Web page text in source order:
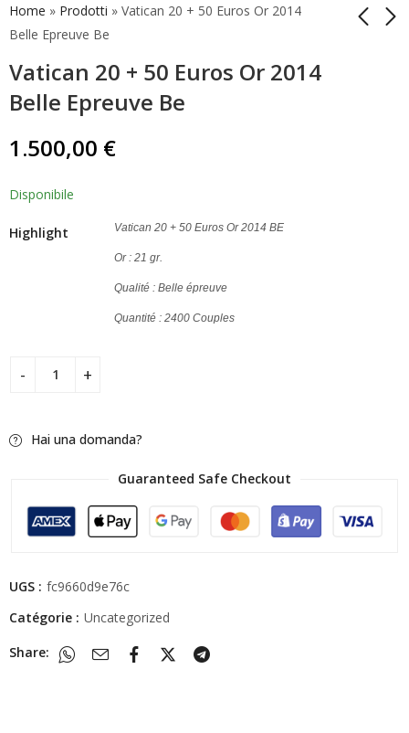
Home » Prodotti » Vatican 20 + 50 Euros Or 2014
Belle Epreuve Be
Vatican 20 + 50 Euros Or 2014
Belle Epreuve Be
Vatican 20 + 50 Euros
Vatican 20 + 50 Euros
1.500,00 €
Disponibile
Highlight Vatican 20 + 50 Euros Or 2014 BE
Or : 21 gr.
Qualité : Belle épreuve
Quantité : 2400 Couples
Hai una domanda?
Guaranteed Safe Checkout
UGS : fc9660d9e76c
Catégorie : Uncategorized
Share: